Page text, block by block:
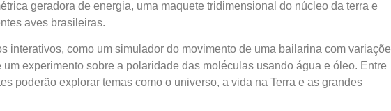
geradora de energia, uma maquete tridimensional do núcleo da terra e
aves brasileiras.
interativos, como um simulador do movimento de uma bailarina com
um experimento sobre a polaridade das moléculas usando água e óleo. Entre
poderão explorar temas como o universo, a vida na Terra e as grandes